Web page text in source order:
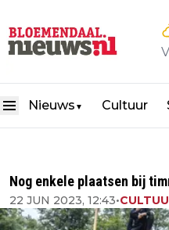
Nieuws ▼ Cultuur
Nog enkele plaatsen bij
22 JUN 2023, 12:43•